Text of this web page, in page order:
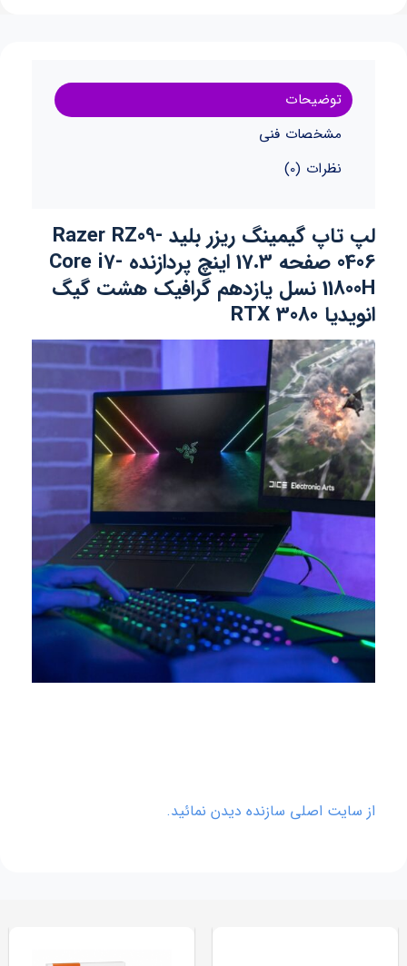
توضیحات
مشخصات فنی
نظرات (0)
لپ تاپ گیمینگ ریزر بلید Razer RZ09-
0406 صفحه 17.3 اینچ پردازنده Core i7-
11800H نسل یازدهم گرافیک هشت گیگ
انویدیا RTX 3080
از سایت اصلی سازنده دیدن نمائید.